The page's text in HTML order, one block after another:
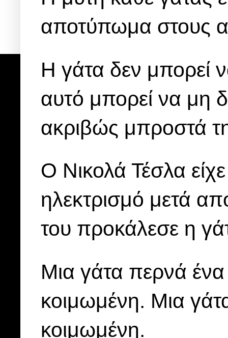
αποτύπωμα στους
Η γάτα δεν μπορεί
αυτό μπορεί να μη
ακριβώς μπροστά
Ο Νικολά Τέσλα
ηλεκτρισμό μετά
του προκάλεσε η
Μια γάτα περνά
κοιμωμένη. Μια
κοιμωμένη.